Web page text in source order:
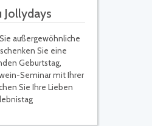
Jollydays
außergewöhnliche
Sie eine
Geburtstag,
Seminar mit Ihrer
Sie Ihre Lieben